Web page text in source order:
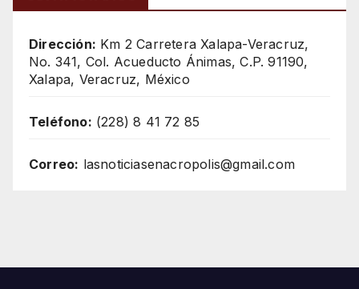
Dirección: Km 2 Carretera Xalapa-Veracruz,
No. 341, Col. Acueducto Ánimas, C.P. 91190,
Xalapa, Veracruz, México
Teléfono: (228) 8 41 72 85
Correo: lasnoticiasenacropolis@gmail.com